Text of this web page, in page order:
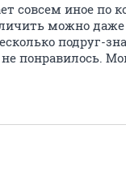
совсем иное по
можно
подруг-
понравилось.